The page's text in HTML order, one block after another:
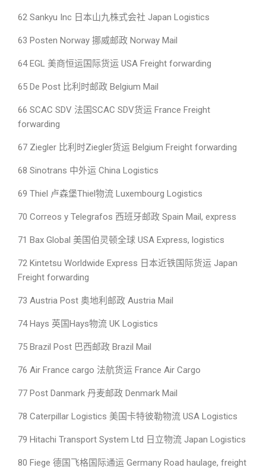
62 Sankyu Inc 日本山九株式会社 Japan Logistics
63 Posten Norway 挪威邮政 Norway Mail
64 EGL 美商恒运国际货运 USA Freight forwarding
65 De Post 比利时邮政 Belgium Mail
66 SCAC SDV 法国SCAC SDV货运 France Freight
forwarding
67 Ziegler 比利时Ziegler货运 Belgium Freight forwarding
68 Sinotrans 中外运 China Logistics
69 Thiel 卢森堡Thiel物流 Luxembourg Logistics
70 Correos y Telegrafos 西班牙邮政 Spain Mail, express
71 Bax Global 美国伯灵顿全球 USA Express, logistics
72 Kintetsu Worldwide Express 日本近铁国际货运 Japan
Freight forwarding
73 Austria Post 奥地利邮政 Austria Mail
74 Hays 英国Hays物流 UK Logistics
75 Brazil Post 巴西邮政 Brazil Mail
76 Air France cargo 法航货运 France Air Cargo
77 Post Danmark 丹麦邮政 Denmark Mail
78 Caterpillar Logistics 美国卡特彼勒物流 USA Logistics
79 Hitachi Transport System Ltd 日立物流 Japan Logistics
80 Fiege 德国飞格国际通运 Germany Road haulage, freight